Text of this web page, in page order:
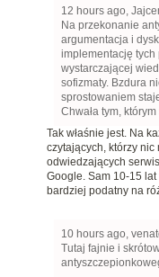
12 hours ago,
Na przekonanie
argumentacja i
implementację
wystarczającej
sofizmaty. Bzdura
sprostowaniem
Chwała tym,
Tak właśnie jest. Na
czytających, którzy nic
odwiedzających
Google. Sam 10-15 lat
bardziej podatny na
10 hours ago,
Tutaj fajnie i